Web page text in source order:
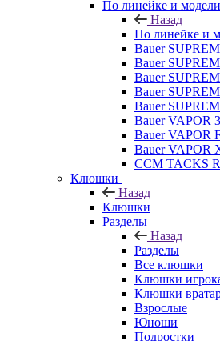
По линейке и модели
Назад
По линейке и
Bauer
Bauer
Bauer
Bauer
Bauer
Bauer VAPOR
Bauer VAPOR
Bauer VAPOR
CCM TACKS
Клюшки
Назад
Клюшки
Разделы
Назад
Разделы
Все клюшки
Клюшки
Клюшки
Взрослые
Юноши
Подростки